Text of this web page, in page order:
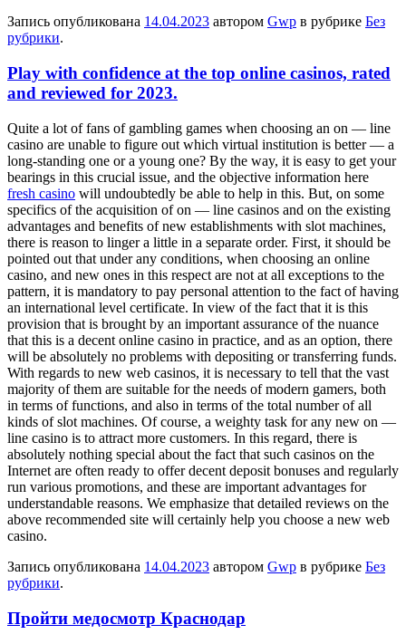
Запись опубликована 14.04.2023 автором Gwp в рубрике Без
рубрики.
Play with confidence at the top online casinos, rated
and reviewed for 2023.
Quite a lot of fans of gambling games when choosing an on — line
casino are unable to figure out which virtual institution is better — a
long-standing one or a young one? By the way, it is easy to get your
bearings in this crucial issue, and the objective information here
fresh casino will undoubtedly be able to help in this. But, on some
specifics of the acquisition of on — line casinos and on the existing
advantages and benefits of new establishments with slot machines,
there is reason to linger a little in a separate order. First, it should be
pointed out that under any conditions, when choosing an online
casino, and new ones in this respect are not at all exceptions to the
pattern, it is mandatory to pay personal attention to the fact of having
an international level certificate. In view of the fact that it is this
provision that is brought by an important assurance of the nuance
that this is a decent online casino in practice, and as an option, there
will be absolutely no problems with depositing or transferring funds.
With regards to new web casinos, it is necessary to tell that the vast
majority of them are suitable for the needs of modern gamers, both
in terms of functions, and also in terms of the total number of all
kinds of slot machines. Of course, a weighty task for any new on —
line casino is to attract more customers. In this regard, there is
absolutely nothing special about the fact that such casinos on the
Internet are often ready to offer decent deposit bonuses and regularly
run various promotions, and these are important advantages for
understandable reasons. We emphasize that detailed reviews on the
above recommended site will certainly help you choose a new web
casino.
Запись опубликована 14.04.2023 автором Gwp в рубрике Без
рубрики.
Пройти медосмотр Краснодар